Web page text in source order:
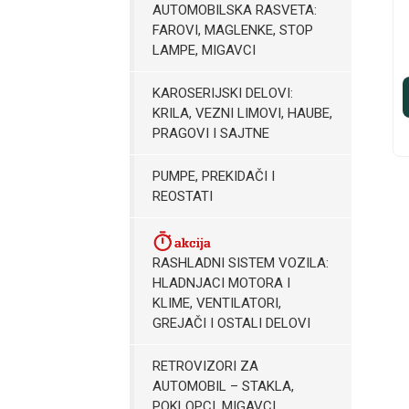
AUTOMOBILSKA RASVETA:
FAROVI, MAGLENKE, STOP
LAMPE, MIGAVCI
KAROSERIJSKI DELOVI:
KRILA, VEZNI LIMOVI, HAUBE,
PRAGOVI I SAJTNE
PUMPE, PREKIDAČI I
REOSTATI
RASHLADNI SISTEM VOZILA:
HLADNJACI MOTORA I
KLIME, VENTILATORI,
GREJAČI I OSTALI DELOVI
RETROVIZORI ZA
AUTOMOBIL – STAKLA,